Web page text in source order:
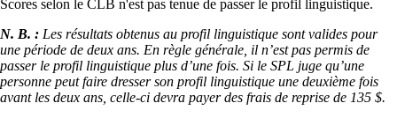
Scores selon le CLB n'est pas tenue de passer le profil linguistique.
N. B. : Les résultats obtenus au profil linguistique sont valides pour
une période de deux ans. En règle générale, il n’est pas permis de
passer le profil linguistique plus d’une fois. Si le SPL juge qu’une
personne peut faire dresser son profil linguistique une deuxième fois
avant les deux ans, celle-ci devra payer des frais de reprise de 135 $.